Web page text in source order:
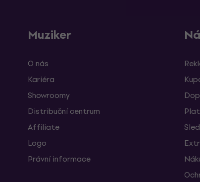
Muziker
O nás
Kariéra
Showroomy
Distribuční centrum
Affiliate
Logo
Právní informace